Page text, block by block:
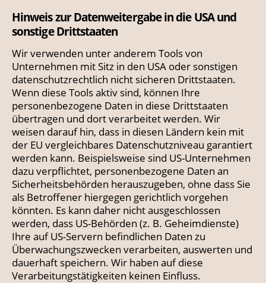
Hinweis zur Datenweitergabe in die USA und
sonstige Drittstaaten
Wir verwenden unter anderem Tools von
Unternehmen mit Sitz in den USA oder sonstigen
datenschutzrechtlich nicht sicheren Drittstaaten.
Wenn diese Tools aktiv sind, können Ihre
personenbezogene Daten in diese Drittstaaten
übertragen und dort verarbeitet werden. Wir
weisen darauf hin, dass in diesen Ländern kein mit
der EU vergleichbares Datenschutzniveau garantiert
werden kann. Beispielsweise sind US-Unternehmen
dazu verpflichtet, personenbezogene Daten an
Sicherheitsbehörden herauszugeben, ohne dass Sie
als Betroffener hiergegen gerichtlich vorgehen
könnten. Es kann daher nicht ausgeschlossen
werden, dass US-Behörden (z. B. Geheimdienste)
Ihre auf US-Servern befindlichen Daten zu
Überwachungszwecken verarbeiten, auswerten und
dauerhaft speichern. Wir haben auf diese
Verarbeitungstätigkeiten keinen Einfluss.